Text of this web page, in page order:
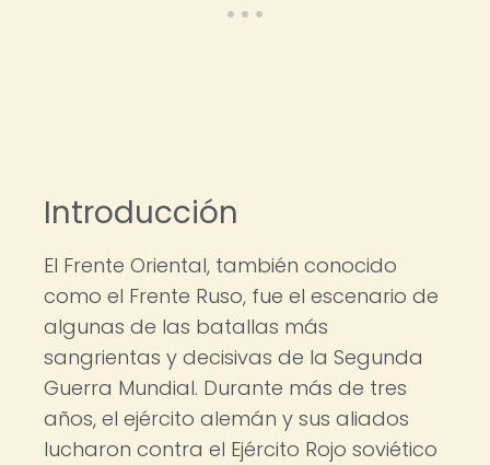
Introducción
El Frente Oriental, también conocido
como el Frente Ruso, fue el escenario de
algunas de las batallas más
sangrientas y decisivas de la Segunda
Guerra Mundial. Durante más de tres
años, el ejército alemán y sus aliados
lucharon contra el Ejército Rojo soviético